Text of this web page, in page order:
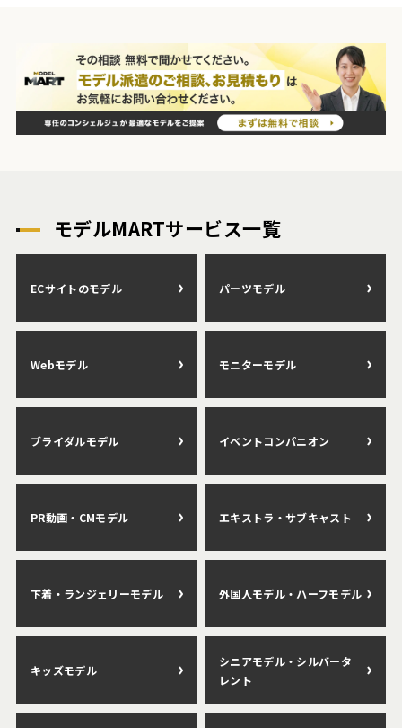
モデルMARTサービス一覧
ECサイトのモデル パーツモデル
Webモデル モニターモデル
ブライダルモデル イベントコンパニオン
PR動画・CMモデル エキストラ・サブキャスト
下着・ランジェリーモデル 外国人モデル・ハーフモデル
キッズモデル
シニアモデル・シルバータ
レント